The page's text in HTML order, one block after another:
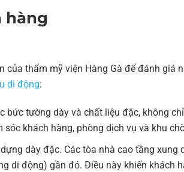
hàng
thẩm mỹ viện Hàng Gà để đánh giá
di động:
bức tường dày và chất liệu đặc, không
khách hàng, phòng dịch vụ và khu
dày đặc. Các tòa nhà cao tầng xung
di động) gần đó. Điều này khiến khách